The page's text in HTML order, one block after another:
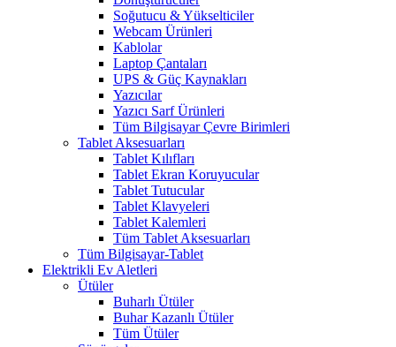
Soğutucu & Yükselticiler
Webcam Ürünleri
Kablolar
Laptop Çantaları
UPS & Güç Kaynakları
Yazıcılar
Yazıcı Sarf Ürünleri
Tüm Bilgisayar Çevre Birimleri
Tablet Aksesuarları
Tablet Kılıfları
Tablet Ekran Koruyucular
Tablet Tutucular
Tablet Klavyeleri
Tablet Kalemleri
Tüm Tablet Aksesuarları
Tüm Bilgisayar-Tablet
Elektrikli Ev Aletleri
Ütüler
Buharlı Ütüler
Buhar Kazanlı Ütüler
Tüm Ütüler